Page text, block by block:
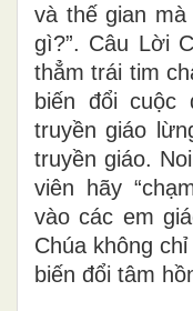
và thế gian
gì?”. Câu Lời
thẳm trái tim
biến đổi cuộc
truyền giáo
truyền giáo.
viên hãy
vào các em
Chúa không
biến đổi tâm